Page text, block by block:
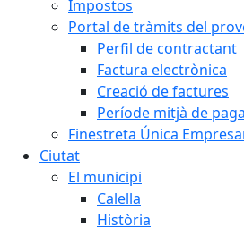
Impostos
Portal de tràmits del
Perfil de contractant
Factura electrònica
Creació de factures
Període mitjà de
Finestreta Única
Ciutat
El municipi
Calella
Història